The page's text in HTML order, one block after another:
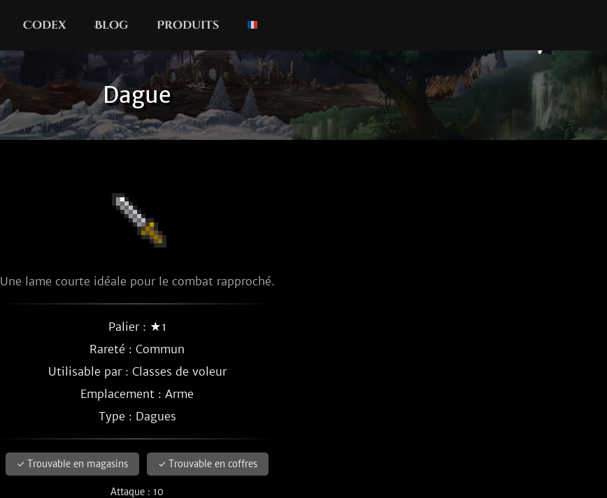
Codex Blog Produits
Dague
Une lame courte idéale pour le combat rapproché.
Palier : ★1
Rareté : Commun
Utilisable par : Classes de voleur
Emplacement : Arme
Type : Dagues
✓ Trouvable en magasins ✓ Trouvable en coffres
Attaque : 10